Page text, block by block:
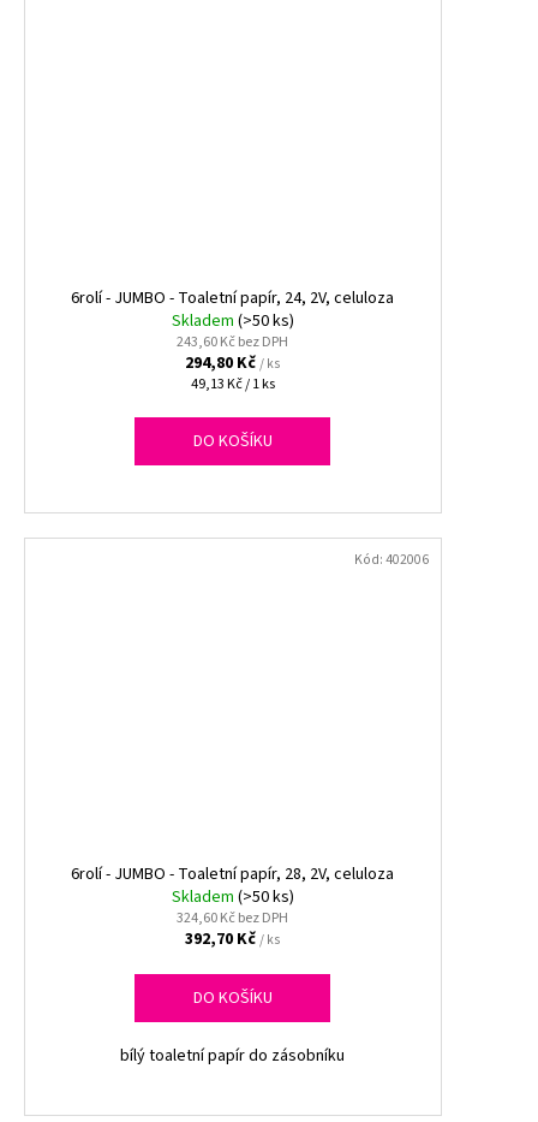
6rolí - JUMBO - Toaletní papír, 24, 2V, celuloza
Skladem (>50 ks)
243,60 Kč bez DPH
294,80 Kč/ ks
Měrná
49,13 Kč / 1 ks
DO KOŠÍKU
6rolí - JUMBO - Toaletní papír, 28, 2V, celuloza
Skladem (>50 ks)
324,60 Kč bez DPH
392,70 Kč/ ks
DO KOŠÍKU
bílý toaletní papír do zásobníku
Kód:402006